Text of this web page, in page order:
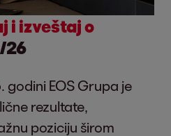
i izveštaj o
26
godini EOS Grupa je
rezultate,
poziciju širom